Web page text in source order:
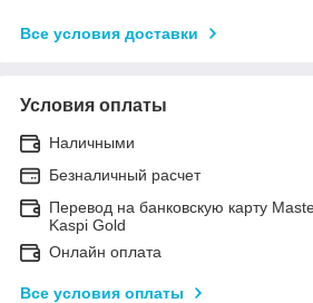
Все условия доставки
Условия оплаты
Наличными
Безналичный расчет
Перевод на банковскую карту
Kaspi Gold
Онлайн оплата
Все условия оплаты